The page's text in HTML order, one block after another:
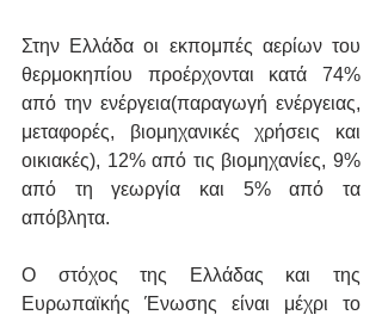
Στην Ελλάδα οι εκπομπές αερίων του
θερμοκηπίου προέρχονται κατά 74%
από την ενέργεια(παραγωγή ενέργειας,
μεταφορές, βιομηχανικές χρήσεις και
οικιακές), 12% από τις βιομηχανίες, 9%
από τη γεωργία και 5% από τα
απόβλητα.
Ο στόχος της Ελλάδας και της
Ευρωπαϊκής Ένωσης είναι μέχρι το